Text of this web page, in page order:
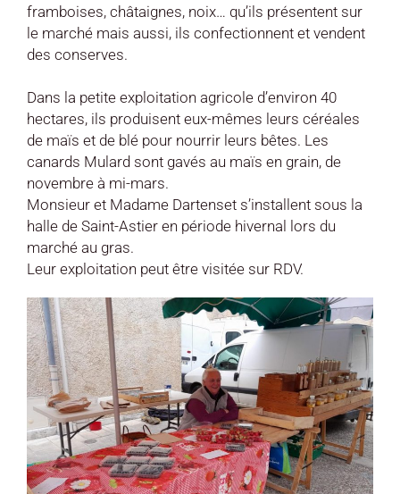
framboises, châtaignes, noix… qu’ils présentent sur
le marché mais aussi, ils confectionnent et vendent
des conserves.
Dans la petite exploitation agricole d’environ 40
hectares, ils produisent eux-mêmes leurs céréales
de maïs et de blé pour nourrir leurs bêtes. Les
canards Mulard sont gavés au maïs en grain, de
novembre à mi-mars.
Monsieur et Madame Dartenset s’installent sous la
halle de Saint-Astier en période hivernal lors du
marché au gras.
Leur exploitation peut être visitée sur RDV.